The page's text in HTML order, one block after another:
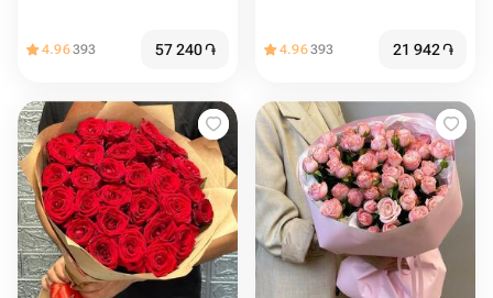
4.96393 57 240֏ 4.96393 21 942֏